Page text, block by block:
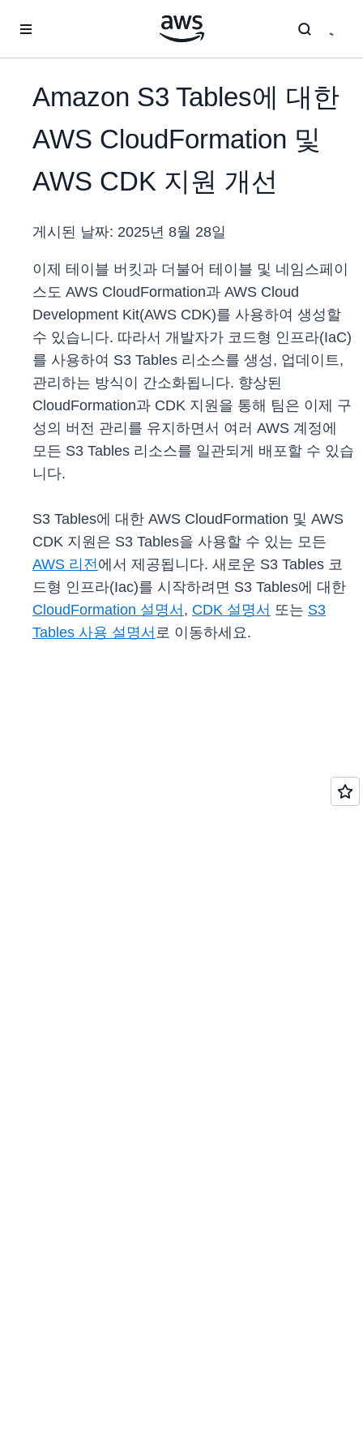
Amazon S3 Tables에 대한
AWS CloudFormation 및
AWS CDK 지원 개선
게시된 날짜: 2025년 8월 28일
이제 테이블 버킷과 더불어 테이블 및 네임스페이
스도 AWS CloudFormation과 AWS Cloud
Development Kit(AWS CDK)를 사용하여 생성할
수 있습니다. 따라서 개발자가 코드형 인프라(IaC)
를 사용하여 S3 Tables 리소스를 생성, 업데이트,
관리하는 방식이 간소화됩니다. 향상된
CloudFormation과 CDK 지원을 통해 팀은 이제 구
성의 버전 관리를 유지하면서 여러 AWS 계정에
모든 S3 Tables 리소스를 일관되게 배포할 수 있습
니다.
S3 Tables에 대한 AWS CloudFormation 및 AWS
CDK 지원은 S3 Tables을 사용할 수 있는 모든
AWS 리전에서 제공됩니다. 새로운 S3 Tables 코
드형 인프라(Iac)를 시작하려면 S3 Tables에 대한
CloudFormation 설명서 , CDK 설명서 또는 S3
Tables 사용 설명서 로 이동하세요.